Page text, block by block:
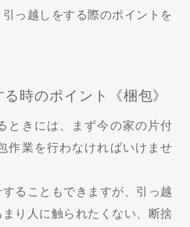
っ越しをする際のポイントを
時のポイント《梱包》
ときには、まず今の家の片付
作業を行わなければいけませ
ることもできますが、引っ越
り人に触られたくない、断捨